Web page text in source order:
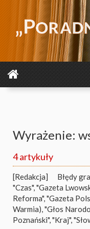
Wyrażenie:
4 artykuły
[Redakcja]
Błędy
"Czas", "Gazeta
Reforma", "Gazeta
Warmia), "Głos
Poznański", "Kraj",